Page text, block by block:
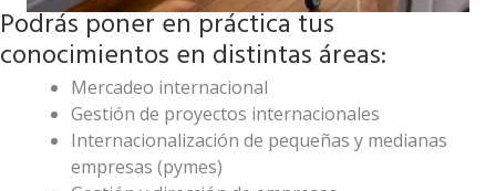
Podrás poner en práctica tus
conocimientos en distintas áreas:
Mercadeo internacional
Gestión de proyectos internacionales
Internacionalización de pequeñas y medianas
empresas (pymes)